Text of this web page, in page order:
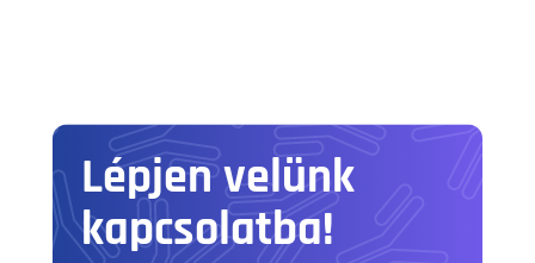
Lépjen velünk
kapcsolatba!